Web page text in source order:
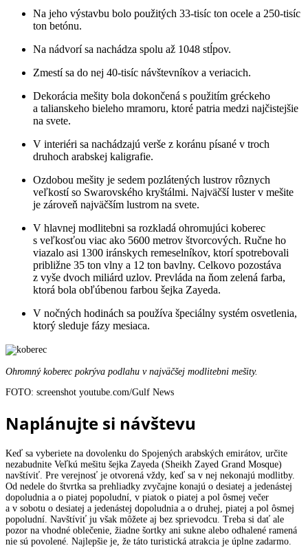
Na jeho výstavbu bolo použitých 33-tisíc ton ocele a 250-tisíc
ton betónu.
Na nádvorí sa nachádza spolu až 1048 stĺpov.
Zmestí sa do nej 40-tisíc návštevníkov a veriacich.
Dekorácia mešity bola dokončená s použitím gréckeho
a talianskeho bieleho mramoru, ktoré patria medzi najčistejšie
na svete.
V interiéri sa nachádzajú verše z koránu písané v troch
druhoch arabskej kaligrafie.
Ozdobou mešity je sedem pozlátených lustrov rôznych
veľkostí so Swarovského kryštálmi. Najväčší luster v mešite
je zároveň najväčším lustrom na svete.
V hlavnej modlitebni sa rozkladá ohromujúci koberec
s veľkosťou viac ako 5600 metrov štvorcových. Ručne ho
viazalo asi 1300 iránskych remeselníkov, ktorí spotrebovali
približne 35 ton vlny a 12 ton bavlny. Celkovo pozostáva
z vyše dvoch miliárd uzlov. Prevláda na ňom zelená farba,
ktorá bola obľúbenou farbou šejka Zayeda.
V nočných hodinách sa používa špeciálny systém osvetlenia,
ktorý sleduje fázy mesiaca.
Ohromný koberec pokrýva podlahu v najväčšej modlitebni mešity.
FOTO: screenshot youtube.com/Gulf News
Naplánujte si návštevu
Keď sa vyberiete na dovolenku do Spojených arabských emirátov, určite
nezabudnite Veľkú mešitu šejka Zayeda (Sheikh Zayed Grand Mosque)
navštíviť. Pre verejnosť je otvorená vždy, keď sa v nej nekonajú modlitby.
Od nedele do štvrtka sa prehliadky zvyčajne konajú o desiatej a jedenástej
dopoludnia a o piatej popoludní, v piatok o piatej a pol ôsmej večer
a v sobotu o desiatej a jedenástej dopoludnia a o druhej, piatej a pol ôsmej
popoludní. Navštíviť ju však môžete aj bez sprievodcu. Treba si dať ale
pozor na vhodné oblečenie, žiadne šortky ani sukne alebo odhalené ramená
nie sú povolené. Najlepšie je, že táto turistická atrakcia je úplne zadarmo.